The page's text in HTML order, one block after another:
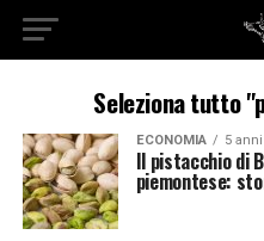
Seleziona tutto
ECONOMIA 5
Il pistacchio di
piemontese: